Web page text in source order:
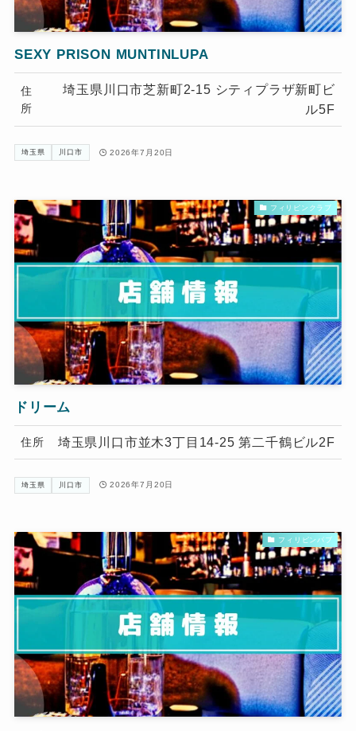
SEXY PRISON MUNTINLUPA
住
所
埼玉県川口市芝新町2-15 シティプラザ新町ビ
ル5F
埼玉県 川口市 2026年7月20日
フィリピンクラブ
ドリーム
住所 埼玉県川口市並木3丁目14-25 第二千鶴ビル2F
埼玉県 川口市 2026年7月20日
フィリピンパブ